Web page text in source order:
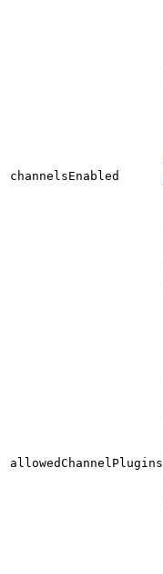
channelsEnabled
allowedChannelPlugins